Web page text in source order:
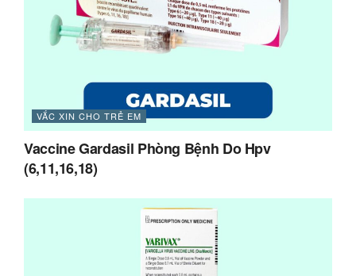
VẮC XIN CHO TRẺ EM
Vaccine Gardasil Phòng Bệnh Do Hpv
(6,11,16,18)